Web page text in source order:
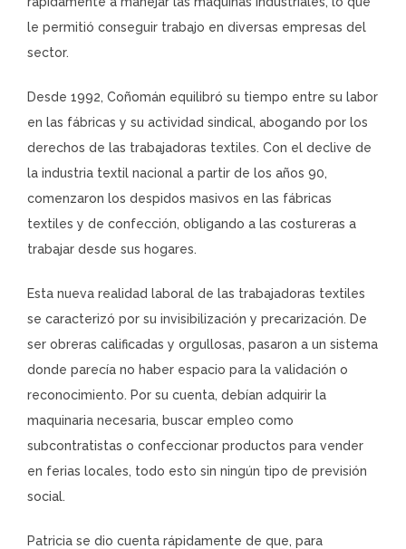
le permitió conseguir trabajo en diversas empresas del
sector.
Desde 1992, Coñomán equilibró su tiempo entre su labor
en las fábricas y su actividad sindical, abogando por los
derechos de las trabajadoras textiles. Con el declive de
la industria textil nacional a partir de los años 90,
comenzaron los despidos masivos en las fábricas
textiles y de confección, obligando a las costureras a
trabajar desde sus hogares.
Esta nueva realidad laboral de las trabajadoras textiles
se caracterizó por su invisibilización y precarización. De
ser obreras calificadas y orgullosas, pasaron a un sistema
donde parecía no haber espacio para la validación o
reconocimiento. Por su cuenta, debían adquirir la
maquinaria necesaria, buscar empleo como
subcontratistas o confeccionar productos para vender
en ferias locales, todo esto sin ningún tipo de previsión
social.
Patricia se dio cuenta rápidamente de que, para